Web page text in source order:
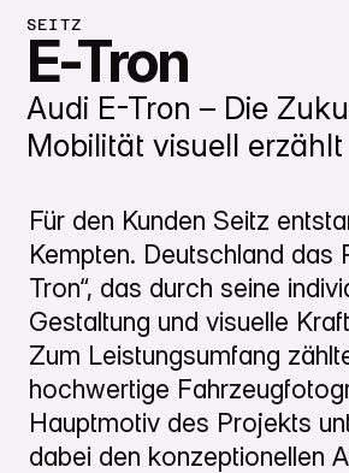
SEITZ
E-Tron
Audi E-Tron – Die
Mobilität visuell erzählt
Für den Kunden Seitz
Kempten. Deutschland das
Tron“, das durch seine
Gestaltung und visuelle
Zum Leistungsumfang
hochwertige
Hauptmotiv des Projekts
dabei den konzeptionellen